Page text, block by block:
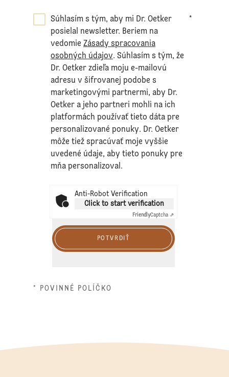
Súhlasím s tým, aby mi Dr. Oetker
posielal newsletter. Beriem na
vedomieZásady spracovania
osobných údajov. Súhlasím s tým, že
Dr. Oetker zdieľa moju e-mailovú
adresu v šifrovanej podobe s
marketingovými partnermi, aby Dr.
Oetker a jeho partneri mohli na ich
platformách používať tieto dáta pre
personalizované ponuky. Dr. Oetker
môže tiež spracúvať moje vyššie
uvedené údaje, aby tieto ponuky pre
mňa personalizoval.
*
Anti-Robot Verification
Click to start verification
FriendlyCaptcha ⇗
POTVRDIŤ
* POVINNÉ POLÍČKO